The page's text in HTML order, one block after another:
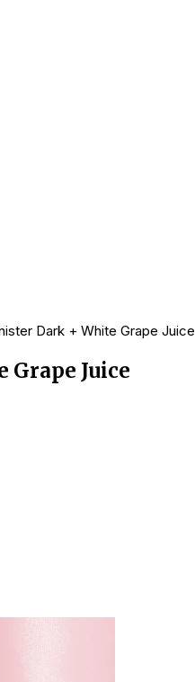
Dark + White Grape Juice
Grape Juice